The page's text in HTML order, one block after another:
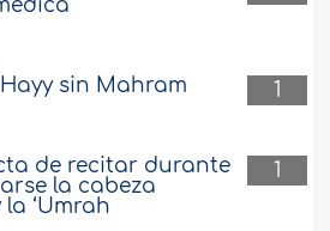
1
sin Mahram
1
de recitar durante
la cabeza
‘Umrah